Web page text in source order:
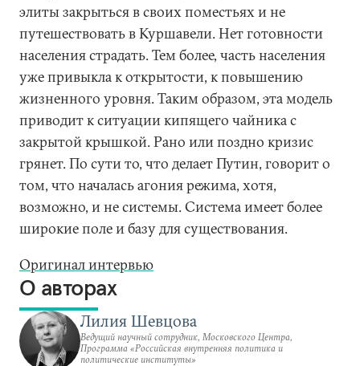
элиты закрыться в своих поместьях и не
путешествовать в Куршавели. Нет готовности
населения страдать. Тем более, часть населения
уже привыкла к открытости, к повышению
жизненного уровня. Таким образом, эта модель
приводит к ситуации кипящего чайника с
закрытой крышкой. Рано или поздно кризис
грянет. По сути то, что делает Путин, говорит о
том, что началась агония режима, хотя,
возможно, и не системы. Система имеет более
широкие поле и базу для существования.
Оригинал интервью
О авторах
Лилия Шевцова
Ведущий научный сотрудник, Московского Центра,
Программа «Российская внутренняя политика и
политические институты»